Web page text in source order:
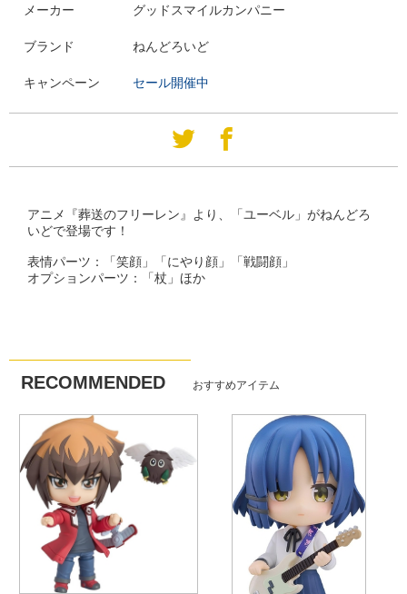
メーカー グッドスマイルカンパニー
ブランド ねんどろいど
キャンペーン セール開催中
アニメ『葬送のフリーレン』より、「ユーベル」がねんどろ
いどで登場です！
表情パーツ：「笑顔」「にやり顔」「戦闘顔」
オプションパーツ：「杖」ほか
RECOMMENDED おすすめアイテム